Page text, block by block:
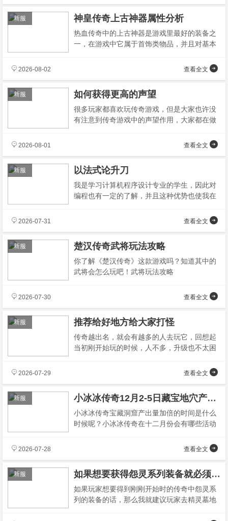
神皇传奇上古神器属性分析
热血传奇中的上古神器是游戏里最好的装备之
一，在游戏中它属于首饰类物品，并且对基本
新服
查看全文
2026-08-02
如何获得更高的声望
很多玩家都喜欢玩传奇游戏，但是大家也许没
有注意到传奇游戏中的声望作用，大家都在做
新服
查看全文
2026-08-01
以法式论升刀
我是学习计算机程序设计专业的学生，因此对
编程也有一定的了解，并且这种优势也使我在
新服
查看全文
2026-07-31
楚汉传奇武将玩法攻略
你了解《楚汉传奇》这款游戏吗？知道其中的
武将会怎么玩吧！武将玩法攻略
新服
查看全文
2026-07-30
推荐给好地方给大家打怪
传奇越出名，就会有越多的人去玩它，回想起
当初刚开始玩的时候，人不多，升级也不太困
新服
查看全文
2026-07-29
小冰冰传奇12月2-5日藏宝地穴产量翻倍公告木材、铁矿产量翻倍
小冰冰传奇宝藏洞窟产出量加倍的时间是什么
时候呢？小冰冰传奇在十二月份会有哪些活动
新服
查看全文
2026-07-28
如果想要获得怨灵系列装备就必须进入精灵墓地
如果玩家想要得到刚刚开始时的传奇中怨灵系
列的装备的话，那么我就建议玩家去精灵墓地
新服